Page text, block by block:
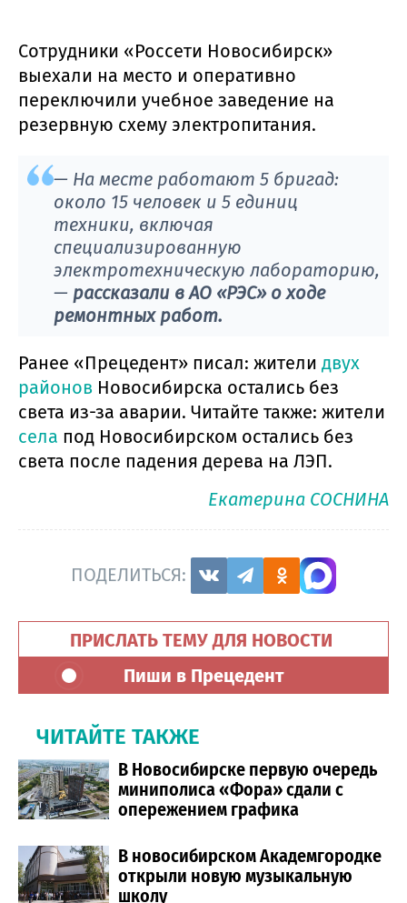
Сотрудники «Россети Новосибирск»
выехали на место и оперативно
переключили учебное заведение на
резервную схему электропитания.
— На месте работают 5 бригад:
около 15 человек и 5 единиц
техники, включая
специализированную
электротехническую лабораторию,
— рассказали в АО «РЭС» о ходе
ремонтных работ.
Ранее «Прецедент» писал: жители двух
районов Новосибирска остались без
света из-за аварии. Читайте также: жители
села под Новосибирском остались без
света после падения дерева на ЛЭП.
Екатерина СОСНИНА
ПОДЕЛИТЬСЯ:
ПРИСЛАТЬ ТЕМУ ДЛЯ НОВОСТИ
Пиши в Прецедент
ЧИТАЙТЕ ТАКЖЕ
В Новосибирске первую очередь
миниполиса «Фора» сдали с
опережением графика
В новосибирском Академгородке
открыли новую музыкальную
школу